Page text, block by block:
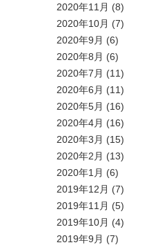
2020年11月 (8)
2020年10月 (7)
2020年9月 (6)
2020年8月 (6)
2020年7月 (11)
2020年6月 (11)
2020年5月 (16)
2020年4月 (16)
2020年3月 (15)
2020年2月 (13)
2020年1月 (6)
2019年12月 (7)
2019年11月 (5)
2019年10月 (4)
2019年9月 (7)